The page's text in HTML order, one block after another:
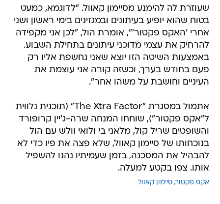
שעוזרת לה להימנע מסיימון קאוול. "לדוגמא, כמעט
בטוח שהוא יופיע בעיתונים ובמגזינים בימי ראשון ושני
אחרי 'האקס פקטור'", אומרת הול, "לכן אני מקפידה
להרחיק את עצמי מדוכני עיתונים בתחילת השבוע.
באמצעות השיטה הזו יוצא שאני נחשפת אליו רק
פעם בחודש בערך, וכשזה קורה אני עוצמת את
העיניים וחושבת על משהו אחר".
אתמול במסגרת "The Xtra Factor" (תוכנית נלווית
ל"אקס פקטור"), שוחחו המנחה שרה-ג'יין קרופורד
והשופטים שריל קול, מלאני בי ולואי וולש עם הול
בנוכחותו של סיימון קאוול, שלא פצה את פיו כדי לא
להבהיל את המסכנה, בזמן שעמיתיו נהנו להשפיל
אותו. צפו בקטע למעלה.
אקס פקטור סיימון קאוול